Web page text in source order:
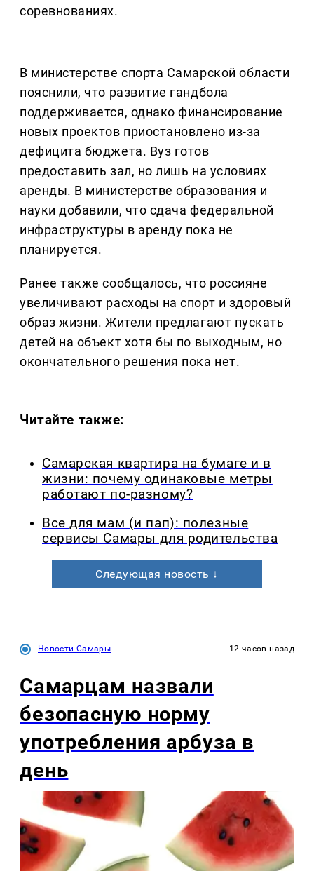
соревнованиях.
В министерстве спорта Самарской области
пояснили, что развитие гандбола
поддерживается, однако финансирование
новых проектов приостановлено из-за
дефицита бюджета. Вуз готов
предоставить зал, но лишь на условиях
аренды. В министерстве образования и
науки добавили, что сдача федеральной
инфраструктуры в аренду пока не
планируется.
Ранее также сообщалось, что россияне
увеличивают расходы на спорт и здоровый
образ жизни. Жители предлагают пускать
детей на объект хотя бы по выходным, но
окончательного решения пока нет.
Читайте также:
Самарская квартира на бумаге и в
жизни: почему одинаковые метры
работают по-разному?
Все для мам (и пап): полезные
сервисы Самары для родительства
Следующая новость ↓
Новости Самары 12 часов назад
Самарцам назвали
безопасную норму
употребления арбуза в
день